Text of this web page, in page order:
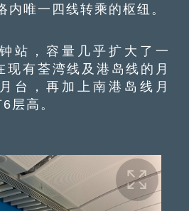
内唯一四线转乘的枢纽。
，容量几乎扩大了一
现有荃湾线及港岛线的月
台，再加上南港岛线月
层高。